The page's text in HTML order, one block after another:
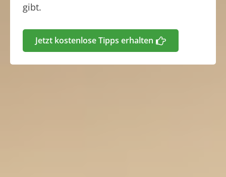
gibt.
Jetzt kostenlose Tipps erhalten